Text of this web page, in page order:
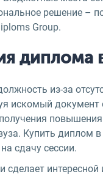
решение –
Group.
диплома
из-за
искомый
Купить диплом
сдачу сессии.
сделает